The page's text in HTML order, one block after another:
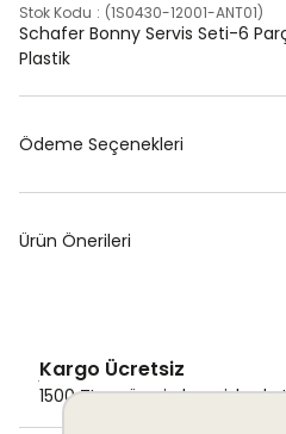
Stok Kodu (1S0430-12001-ANT01)
Schafer Bonny Servis Seti-6
Plastik
Ödeme Seçenekleri
Ürün Önerileri
Kargo Ücretsiz
1500 TL ve üzeri